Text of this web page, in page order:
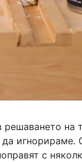
на
игнорираме.
с